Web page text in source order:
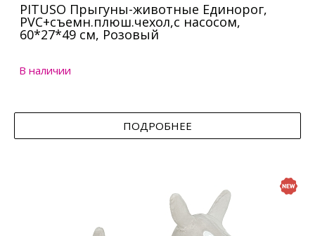
PITUSO Прыгуны-животные Единорог,
PVC+съемн.плюш.чехол,с насосом,
60*27*49 см, Розовый
В наличии
ПОДРОБНЕЕ